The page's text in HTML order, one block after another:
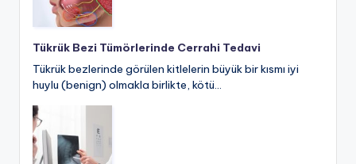
Tükrük Bezi Tümörlerinde Cerrahi Tedavi
Tükrük bezlerinde görülen kitlelerin büyük bir kısmı iyi
huylu (benign) olmakla birlikte, kötü…